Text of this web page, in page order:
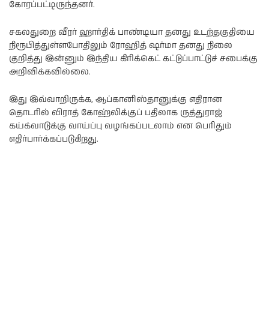
கோரப்பட்டிருந்தனர்.
சகலதுறை வீரர் ஹார்திக் பாண்டியா தனது உடற்தகுதியை
நிரூபித்துள்ளபோதிலும் ரோஹித் ஷர்மா தனது நிலை
குறித்து இன்னும் இந்திய கிரிக்கெட் கட்டுப்பாட்டுச் சபைக்கு
அறிவிக்கவில்லை.
இது இவ்வாறிருக்க, ஆப்கானிஸ்தானுக்கு எதிரான
தொடரில் விராத் கோஹ்லிக்குப் பதிலாக ருத்துராஜ்
கய்க்வாடுக்கு வாய்ப்பு வழங்கப்படலாம் என பெரிதும்
எதிர்பார்க்கப்படுகிறது.